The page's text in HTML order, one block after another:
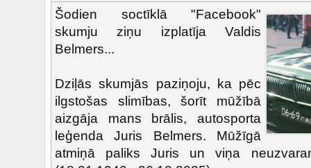
Šodien soctīklā "Facebook"
skumju ziņu izplatīja Valdis
Belmers...
Dziļās skumjās paziņoju, ka pēc
ilgstošas slimības, šorīt mūžībā
aizgāja mans brālis, autosporta
leģenda Juris Belmers. Mūžīgā
atmiņā paliks Juris un viņa